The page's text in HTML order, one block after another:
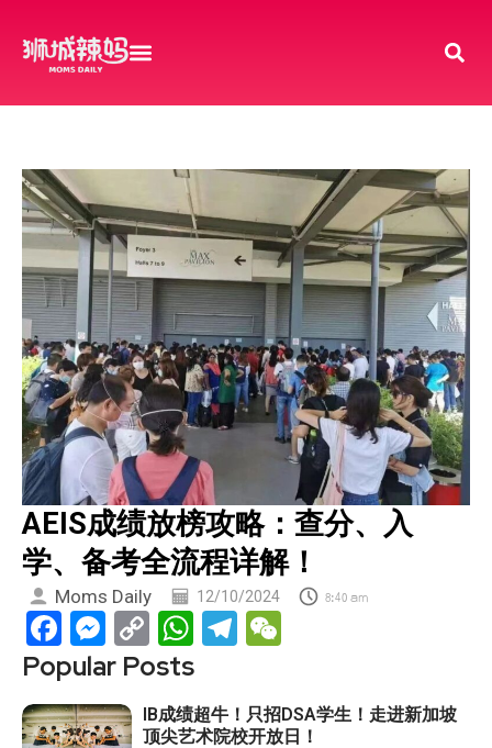
AEIS成绩放榜攻略：查分、入
学、备考全流程详解！
Moms Daily 12/10/2024 8:40 am
Facebook
Messenger
Copy
Link
WhatsApp
Telegram
Popular Posts
IB成绩超牛！只招DSA学生！走进新加坡
顶尖艺术院校开放日！